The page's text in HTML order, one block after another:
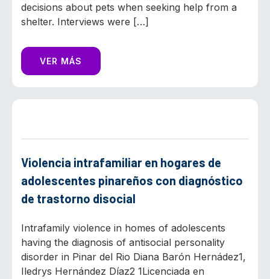
decisions about pets when seeking help from a
shelter. Interviews were […]
VER MÁS
Violencia intrafamiliar en hogares de
adolescentes pinareños con diagnóstico
de trastorno disocial
Intrafamily violence in homes of adolescents
having the diagnosis of antisocial personality
disorder in Pinar del Rio Diana Barón Hernádez1,
Iledrys Hernández Díaz2 1Licenciada en